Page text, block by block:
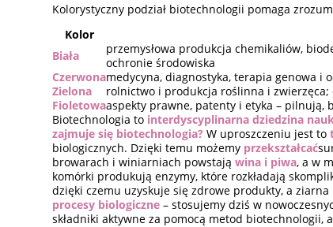
Kolorystyczny podział biotechnologii pomaga
Kolor
Biała
przemysłowa produkcja chemikaliów,
ochronie środowiska
Czerwonamedycyna, diagnostyka, terapia genowa i
Zielona
rolnictwo i produkcja roślinna i
Fioletowaaspekty prawne, patenty i etyka – pilnują,
Biotechnologia to interdyscyplinarna dziedzina
zajmuje się biotechnologia? W uproszczeniu jest to
biologicznych. Dzięki temu możemy przekształcać
browarach i winiarniach powstająwina i piwa, a w
komórki produkują enzymy, które rozkładają
dzięki czemu uzyskuje się zdrowe produkty, a
procesy biologiczne – stosujemy dziś w
składniki aktywne za pomocą metod biotechnologii,